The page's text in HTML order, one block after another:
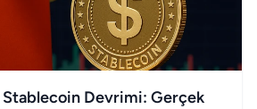
Stablecoin Devrimi: Gerçek